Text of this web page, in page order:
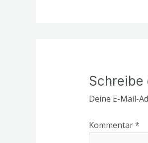
Schreibe
Deine E-Mail-
Kommentar*